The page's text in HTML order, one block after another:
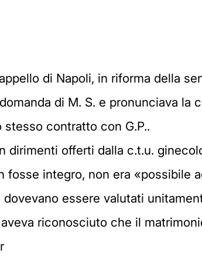
di Napoli, in riforma della
di M. S. e pronunciava la
contratto con G.P..
dirimenti offerti dalla c.t.u.
fosse integro, non era «possibile
essere valutati
riconosciuto che il